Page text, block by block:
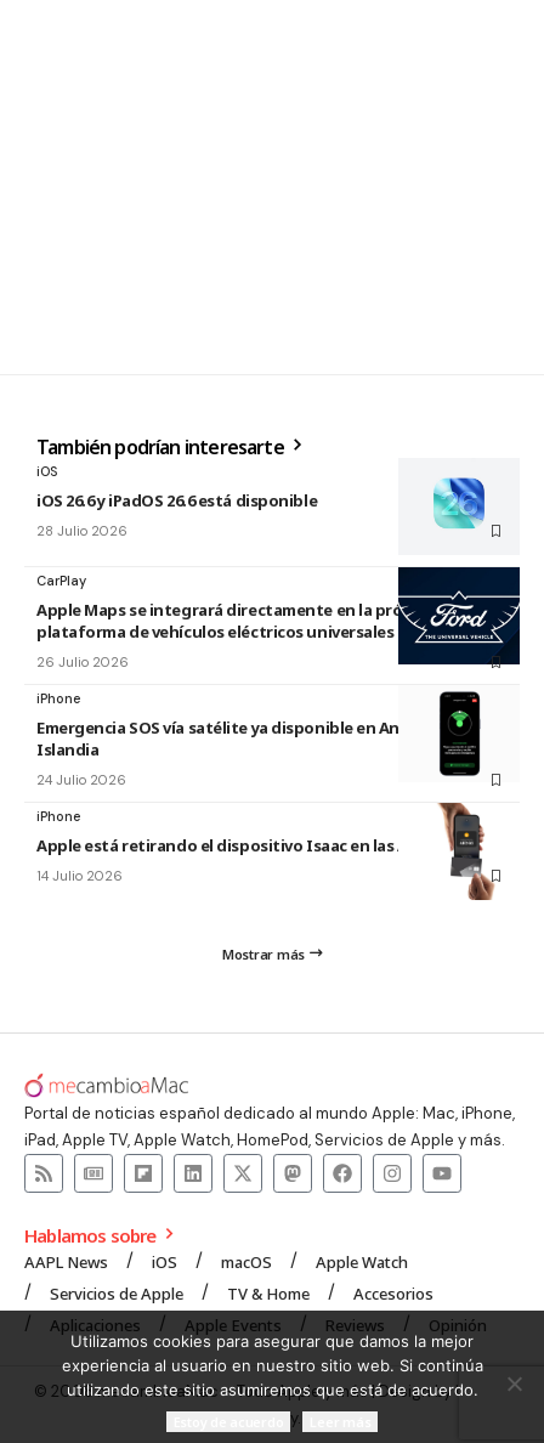
También podrían interesarte
iOS
iOS 26.6 y iPadOS 26.6 está disponible
28 Julio 2026
CarPlay
Apple Maps se integrará directamente en la próxima
plataforma de vehículos eléctricos universales de Ford
26 Julio 2026
iPhone
Emergencia SOS vía satélite ya disponible en Andorra e
Islandia
24 Julio 2026
iPhone
Apple está retirando el dispositivo Isaac en las Apple Store
14 Julio 2026
Mostrar más
Portal de noticias español dedicado al mundo Apple: Mac, iPhone,
iPad, Apple TV, Apple Watch, HomePod, Servicios de Apple y más.
Hablamos sobre
AAPL News iOS macOS
Apple Watch
Servicios de Apple
TV & Home
Accesorios
Aplicaciones
Apple Events Reviews Opinión
© 2008 mecambioaMac – Todo Apple y más | Design byUNXON
Agency.
Utilizamos cookies para asegurar que damos la mejor
experiencia al usuario en nuestro sitio web. Si continúa
utilizando este sitio asumiremos que está de acuerdo.